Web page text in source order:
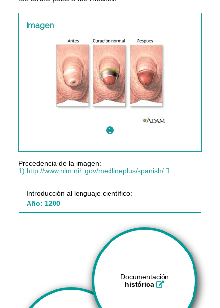
Imagen
1
Procedencia de la imagen:
1) http://www.nlm.nih.gov/medlineplus/spanish/
Introducción al lenguaje científico:
Año: 1200
Documentación
histórica